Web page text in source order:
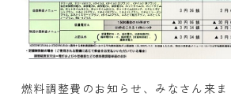
燃料調整費のお知らせ、みなさん来ま